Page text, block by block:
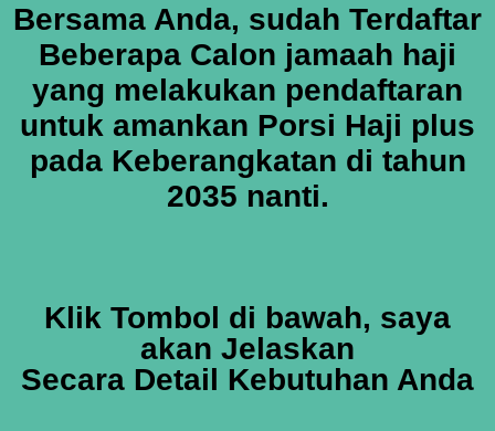
Bersama Anda, sudah Terdaftar
Beberapa Calon jamaah haji
yang melakukan pendaftaran
untuk amankan Porsi Haji plus
pada Keberangkatan di tahun
2035 nanti.
Klik Tombol di bawah, saya
akan Jelaskan
Secara Detail Kebutuhan Anda